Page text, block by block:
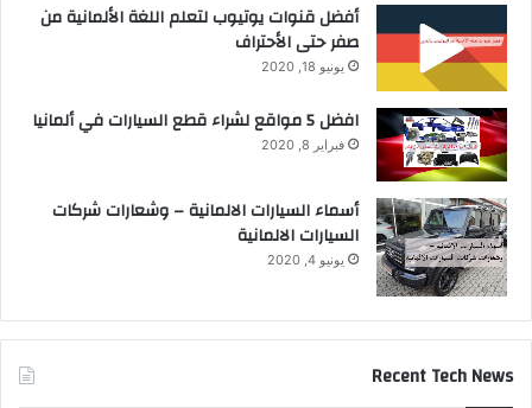
أفضل قنوات يوتيوب لتعلم اللغة الألمانية من
صفر حتى الأحتراف
يونيو 18, 2020
افضل 5 مواقع لشراء قطع السيارات في ألمانيا
فبراير 8, 2020
أسماء السيارات الالمانية – وشعارات شركات
السيارات الالمانية
يونيو 4, 2020
Recent Tech News